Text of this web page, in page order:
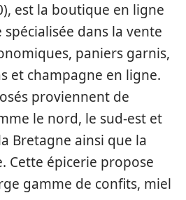
est la boutique en ligne
spécialisée dans la vente
paniers garnis,
et champagne en ligne.
proviennent de
le nord, le sud-est et
Bretagne ainsi que la
Cette épicerie propose
gamme de confits, miel